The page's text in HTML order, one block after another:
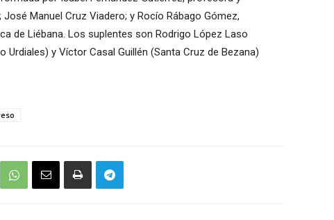
Manuel Cruz Viadero; y Rocío Rábago Gómez,
de Liébana. Los suplentes son Rodrigo López Laso
Urdiales) y Víctor Casal Guillén (Santa Cruz de Bezana)